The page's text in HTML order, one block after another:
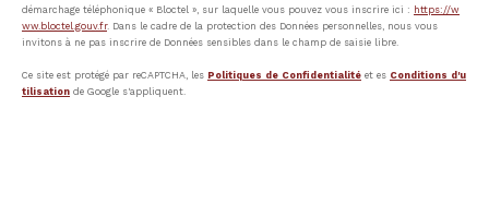
démarchage téléphonique « Bloctel », sur laquelle vous pouvez vous inscrire ici : https://w
ww.bloctel.gouv.fr. Dans le cadre de la protection des Données personnelles, nous vous
invitons à ne pas inscrire de Données sensibles dans le champ de saisie libre.
Ce site est protégé par reCAPTCHA, les Politiques de Confidentialité et es Conditions d'u
tilisation de Google s'appliquent.